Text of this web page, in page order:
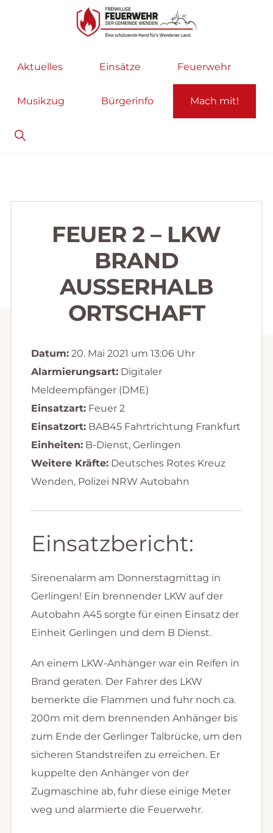
Hauptnavigation
Feuerwehr
helfen
selbstverständlich!
Aktuelles Einsätze Feuerwehr
Musikzug Bürgerinfo Mach mit!
Show
Search
FEUER 2 – LKW
BRAND
AUSSERHALB O
RTSCHAFT
Datum:20. Mai 2021 um 13:06 Uhr
Alarmierungsart:Digitaler
Meldeempfänger (DME)
Einsatzart:Feuer 2
Einsatzort:BAB45 Fahrtrichtung Frankfurt
Einheiten:B-Dienst, Gerlingen
Weitere Kräfte:Deutsches Rotes Kreuz
Wenden, Polizei NRW Autobahn
Einsatzbericht:
Sirenenalarm am Donnerstagmittag in
Gerlingen! Ein brennender LKW auf der
Autobahn A45 sorgte für einen Einsatz der
Einheit Gerlingen und dem B Dienst.
An einem LKW-Anhänger war ein Reifen in
Brand geraten. Der Fahrer des LKW
bemerkte die Flammen und fuhr noch ca.
200m mit dem brennenden Anhänger bis
zum Ende der Gerlinger Talbrücke, um den
sicheren Standstreifen zu erreichen. Er
kuppelte den Anhänger von der
Zugmaschine ab, fuhr diese einige Meter
weg und alarmierte die Feuerwehr.